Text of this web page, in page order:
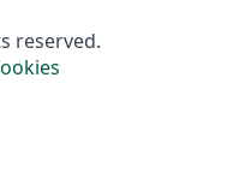
reserved.